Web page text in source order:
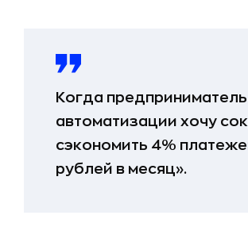
Когда
автоматизации хочу
сэкономить 4%
рублей в месяц».